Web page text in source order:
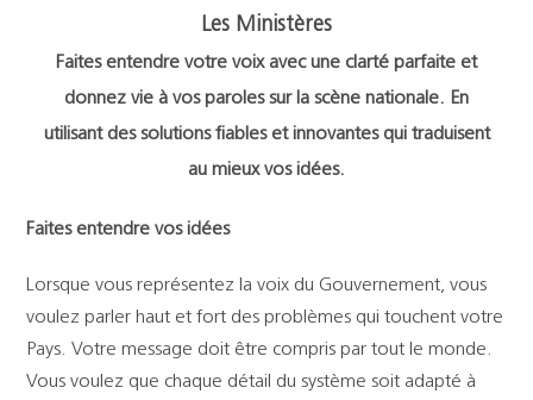
Les Ministères
Faites entendre votre voix avec une clarté parfaite et
donnez vie à vos paroles sur la scène nationale. En
utilisant des solutions fiables et innovantes qui traduisent
au mieux vos idées.
Faites entendre vos idées
Lorsque vous représentez la voix du Gouvernement, vous
voulez parler haut et fort des problèmes qui touchent votre
Pays. Votre message doit être compris par tout le monde.
Vous voulez que chaque détail du système soit adapté à